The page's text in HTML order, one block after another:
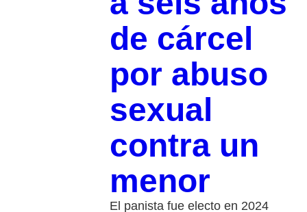
de cárcel
por abuso
sexual
contra un
menor
El panista fue electo en 2024